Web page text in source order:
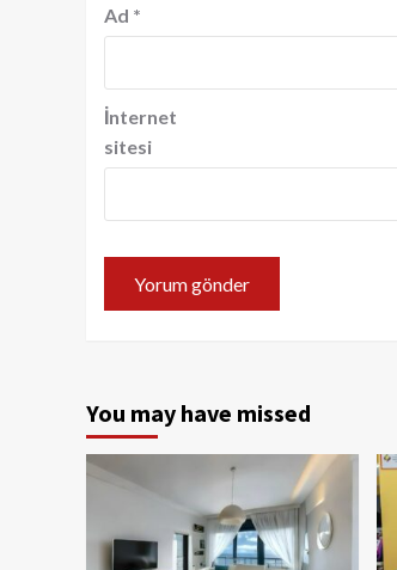
Ad *
İnternet
sitesi
You may have missed